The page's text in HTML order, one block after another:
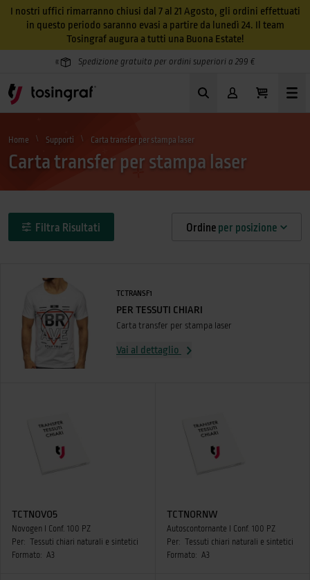
I nostri uffici rimarranno chiusi dal 7 al 21 Agosto, gli ordini effettuati
in questo periodo saranno evasi a partire da lunedì 24. Il team
Tosingraf augura a tutti una Buona Estate!
Spedizione gratuita per ordini superiori a 299 €
Home Supporti Carta transfer per stampa laser
Carta transfer per stampa laser
Filtra Risultati Ordine per posizione
TCTRANSF1
PER TESSUTI CHIARI
Carta transfer per stampa laser
Vai al dettaglio
TCTNOVO5
Novogen I Conf. 100 PZ
Per: Tessuti chiari naturali e sintetici
Formato: A3
TCTNORNW
Autoscontornante I Conf. 100 PZ
Per: Tessuti chiari naturali e sintetici
Formato: A3